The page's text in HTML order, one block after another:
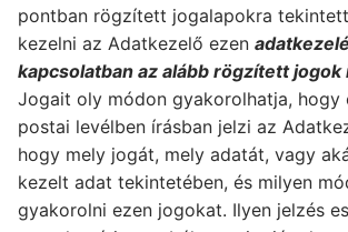
pontban rögzített jogalapokra
kezelni az Adatkezelő ezen
kapcsolatban az alább rögzített
Jogait oly módon gyakorolhatja, hogy
postai levélben írásban jelzi az
hogy mely jogát, mely adatát, vagy
kezelt adat tekintetében, és milyen
gyakorolni ezen jogokat. Ilyen jelzés